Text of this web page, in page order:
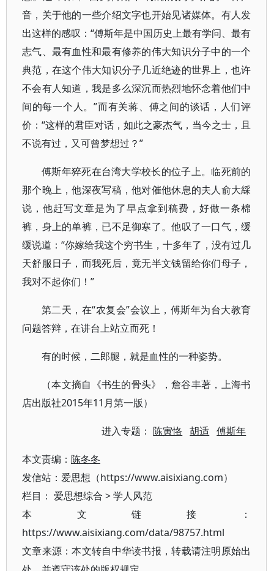
音，关于他的一些介绍文字也开始见诸媒体。有人发
出这样的感叹：“傅斯年是中国历史上最有学问、最有
志气、最有血性和最有修养的伟大知识分子中的一个
典范，在这个伟大知识分子几近绝迹的世界上，也许
不会有人知道，我是多么深沉而热烈地怀念着他们中
间的每一个人。”而有关蒋、傅之间的谈话，人们评
价：“这样的君臣对话，如此之豪杰气，当今之士，且
不说有过，又可曾梦想过？”
傅斯年猝死在台湾大学校长的位子上。临死前的
那个晚上，他深夜写稿，他对催他休息的夫人俞大綵
说，他赶写文章是为了早点拿到稿费，好做一条棉
裤，身上的单裤，已不足御寒了。他叹了一口气，缓
缓说道：“你嫁给我这个穷书生，十多年了，没有过几
天舒服日子，而我死后，竟无半文钱留给你们母子，
我对不起你们！”
第二天，在“农复会”会议上，傅斯年为台大教育
问题答辩，在讲台上站立而死！
有的时候，二郎腿，就是血性的一种姿势。
（本文摘自《书生的骨头》，詹谷丰著，上海书
店出版社2015年11月第一版）
进入专题：陈寅恪 胡适 傅斯年
本文责编： 陈冬冬
发信站：爱思想（https://www.aisixiang.com）
栏目： 爱思想综合 >学人风范
本文链接：
https://www.aisixiang.com/data/98757.html
文章来源：本文转自中华读书报，转载请注明原始出